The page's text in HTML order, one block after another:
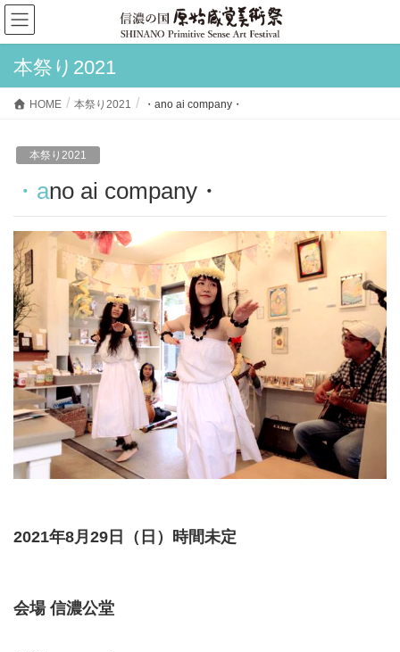
本祭り2021
HOME 本祭り2021 ・ano ai company・
本祭り2021
・ano ai company・
2021年8月29日（日）時間未定
会場 信濃公堂